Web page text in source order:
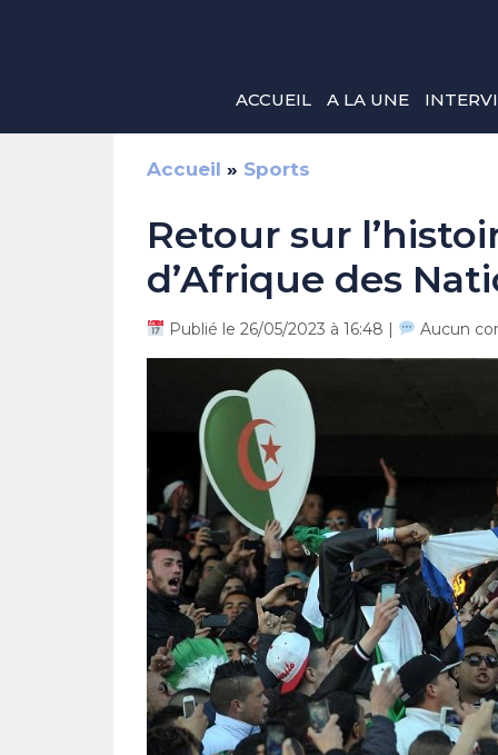
ACCUEIL A LA UNE
Accueil » Sports
Retour sur
d’Afrique des
Publié le 26/05/2023 à 16:48 | Aucun